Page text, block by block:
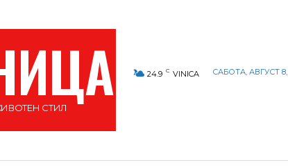
СТИЛ
24.9 C VINICA САБОТА, АВГУСТ 8,